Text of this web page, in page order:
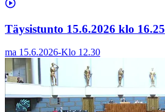
Täysistunto 15.6.2026 klo 16.25
ma 15.6.2026-Klo 12.30